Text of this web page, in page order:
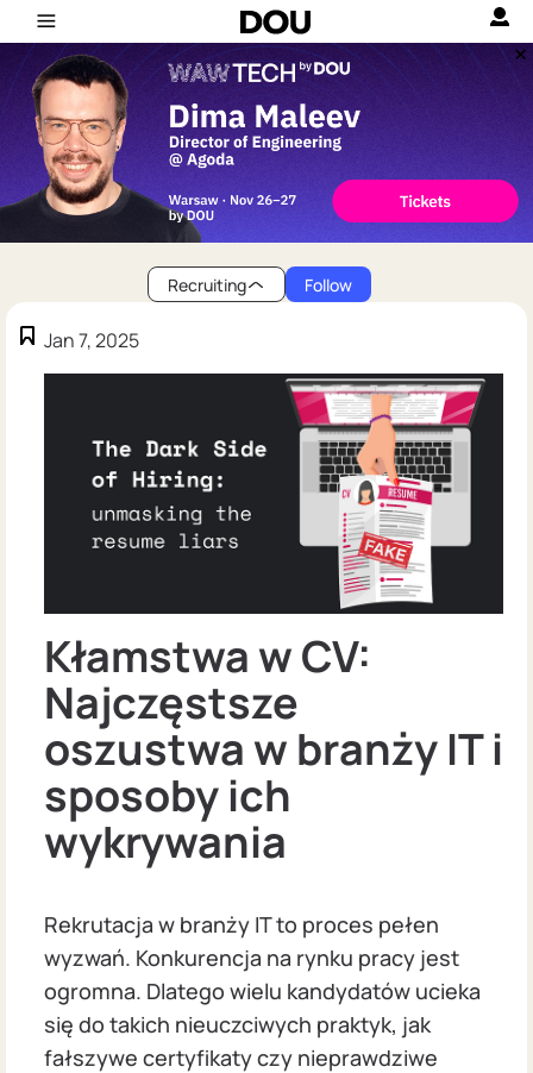
Recruiting Follow
Jan 7, 2025
Kłamstwa w CV:
Najczęstsze
oszustwa w branży IT i
sposoby ich
wykrywania
Rekrutacja w branży IT to proces pełen
wyzwań. Konkurencja na rynku pracy jest
ogromna. Dlatego wielu kandydatów ucieka
się do takich nieuczciwych praktyk, jak
fałszywe certyfikaty czy nieprawdziwe